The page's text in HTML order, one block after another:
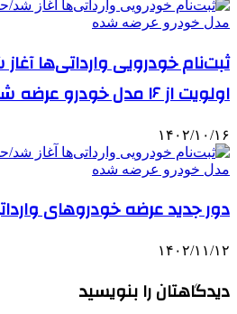
اولویت از ۱۶ مدل خودرو عرضه شده
۱۴۰۲/۱۰/۱۶
دور جدید عرضه خودروهای
۱۴۰۲/۱۱/۱۲
دیدگاهتان را بنویسید